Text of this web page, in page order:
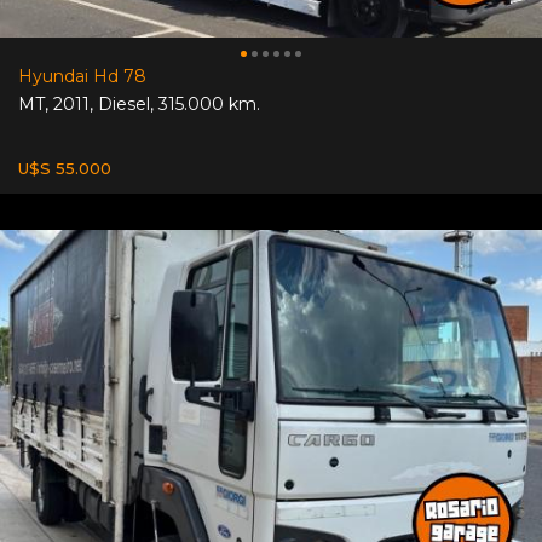
Hyundai Hd 78
MT, 2011, Diesel,315.000 km.
U$S 55.000